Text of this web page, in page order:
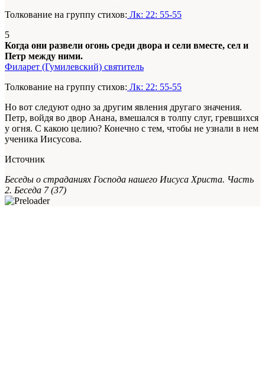
Толкование на группу стихов: Лк: 22: 55-55
5
Когда они развели огонь среди двора и сели вместе, сел и
Петр между ними.
Филарет (Гумилевский) святитель
Толкование на группу стихов: Лк: 22: 55-55
Но вот следуют одно за другим явления другаго значения.
Петр, войдя во двор Анана, вмешался в толпу слуг, гревшихся
у огня. С какою целию? Конечно с тем, чтобы не узнали в нем
ученика Иисусова.
Источник
Беседы о страданиях Господа нашего Иисуса Христа. Часть
2. Беседа 7 (37)